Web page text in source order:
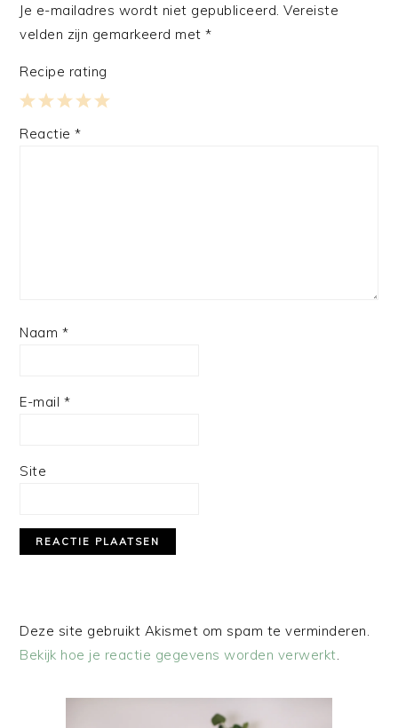
Je e-mailadres wordt niet gepubliceerd. Vereiste
velden zijn gemarkeerd met*
Recipe rating
4
3
2
1
Reactie*
Naam *
E-mail *
Site
Deze site gebruikt Akismet om spam te verminderen.
Bekijk hoe je reactie gegevens worden verwerkt.